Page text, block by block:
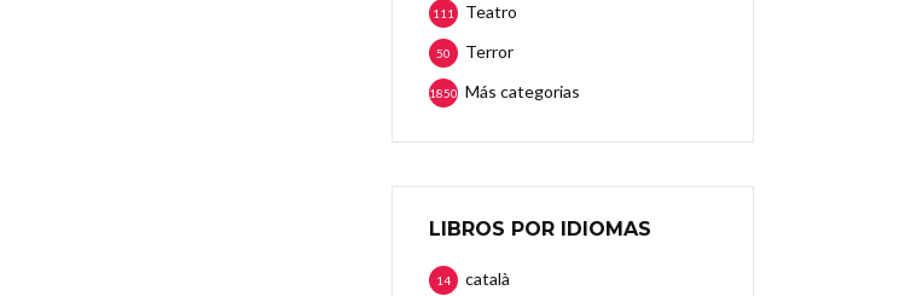
Teatro
111
Terror
50
Más categorias
1850
LIBROS POR IDIOMAS
català
14